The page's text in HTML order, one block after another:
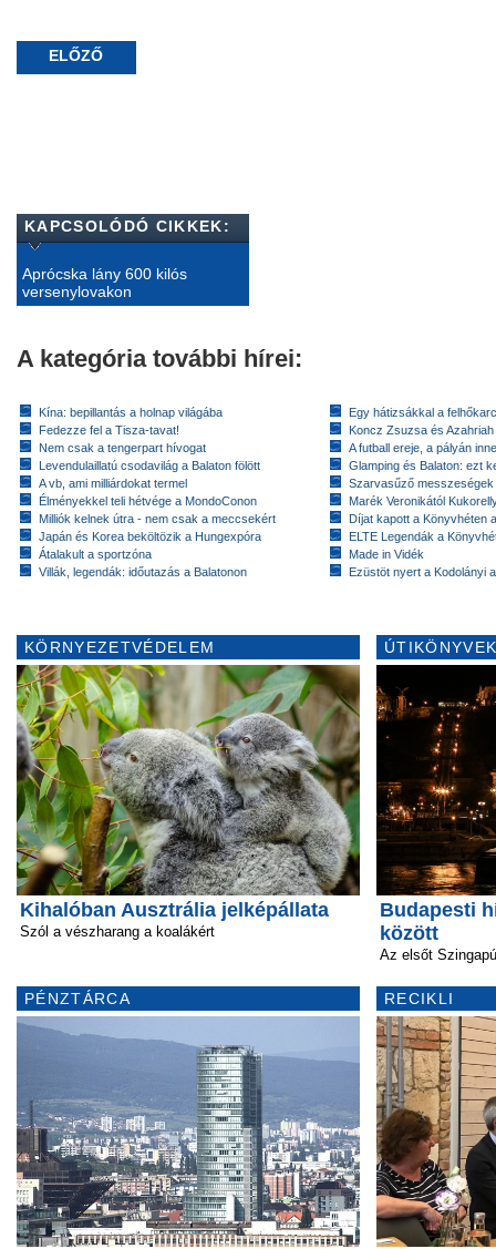
ELŐZŐ
KAPCSOLÓDÓ CIKKEK:
Aprócska lány 600 kilós
versenylovakon
A kategória további hírei:
Kína: bepillantás a holnap világába
Fedezze fel a Tisza-tavat!
Nem csak a tengerpart hívogat
Levendulaillatú csodavilág a Balaton fölött
A vb, ami milliárdokat termel
Élményekkel teli hétvége a MondoConon
Milliók kelnek útra - nem csak a meccsekért
Japán és Korea beköltözik a Hungexpóra
Átalakult a sportzóna
Villák, legendák: időutazás a Balatonon
Egy hátizsákkal a
Koncz Zsuzsa és
A futball ereje, a pályán
Glamping és Balaton: ezt
Szarvasűző messzeségek
Marék Veronikától
Díjat kapott a Könyvhéten
ELTE Legendák a
Made in Vidék
Ezüstöt nyert a Kodolányi
KÖRNYEZETVÉDELEM
Kihalóban Ausztrália jelképállata
Szól a vészharang a koalákért
PÉNZTÁRCA
Budapesti
között
Az elsőt
RECIKLI